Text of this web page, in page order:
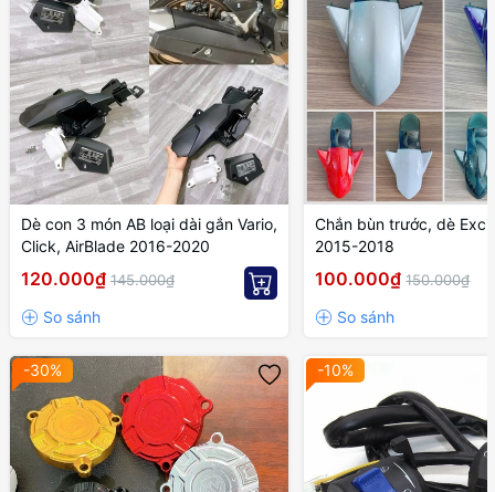
Dè con 3 món AB loại dài gắn Vario,
Click, AirBlade 2016-2020
120.000₫ 145.000₫
Chắn bùn trước, dè
2015-2018
100.000₫ 150.000₫
-30% -10%